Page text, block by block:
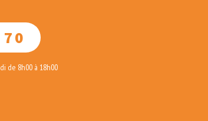
de 8h00 à 18h00